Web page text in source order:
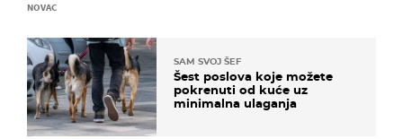
NOVAC
SAM SVOJ ŠEF
Šest poslova koje možete
pokrenuti od kuće uz
minimalna ulaganja